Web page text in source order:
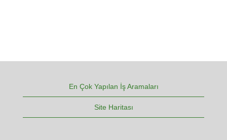
En Çok Yapılan İş Aramaları
Site Haritası